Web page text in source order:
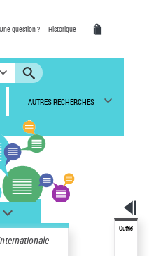
Une question ? Historique
AUTRES RECHERCHES
Outils